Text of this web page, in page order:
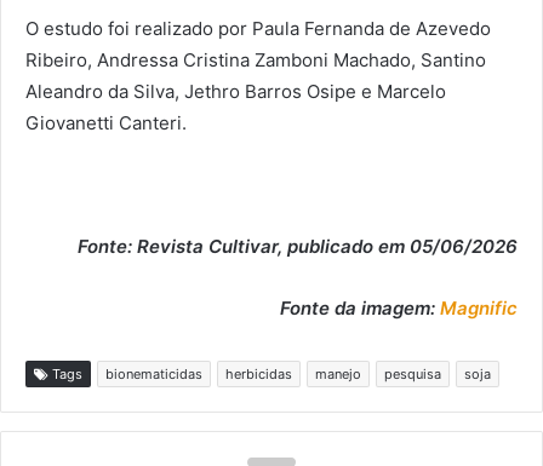
O estudo foi realizado por Paula Fernanda de Azevedo
Ribeiro, Andressa Cristina Zamboni Machado, Santino
Aleandro da Silva, Jethro Barros Osipe e Marcelo
Giovanetti Canteri.
Fonte: Revista Cultivar, publicado em 05/06/2026
Fonte da imagem: Magnific
Tags bionematicidas herbicidas manejo pesquisa soja